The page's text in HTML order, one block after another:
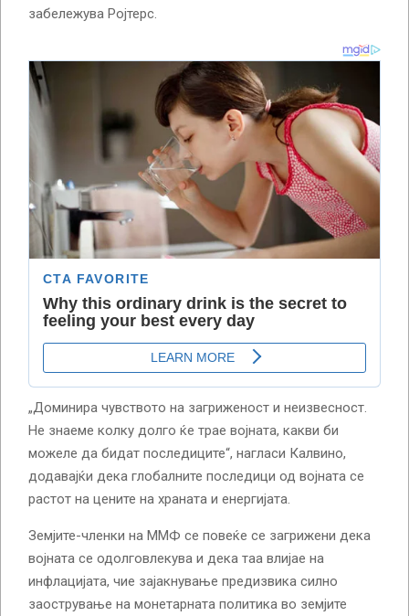
забележува Ројтерс.
„Доминира чувството на загриженост и неизвесност.
Не знаеме колку долго ќе трае војната, какви би
можеле да бидат последиците“, нагласи Калвино,
додавајќи дека глобалните последици од војната се
растот на цените на храната и енергијата.
Земјите-членки на ММФ се повеќе се загрижени дека
војната се одолговлекува и дека таа влијае на
инфлацијата, чие зајакнување предизвика силно
заострување на монетарната политика во земјите